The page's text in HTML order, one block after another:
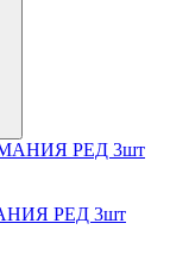
РЕД 3шт